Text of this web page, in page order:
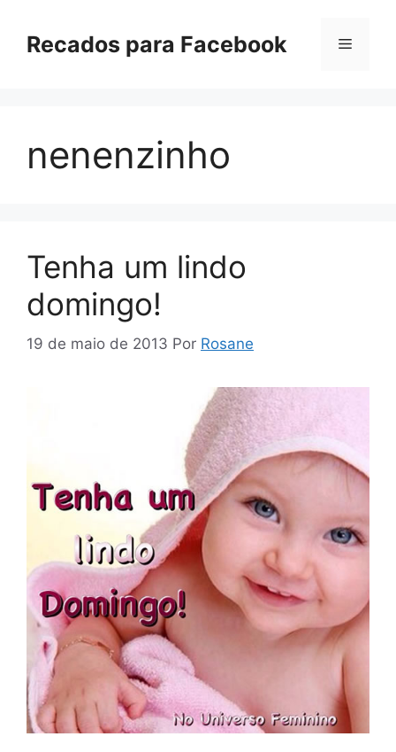
paraRecados para Facebook Menu
nenenzinho
Tenha um lindo
domingo!
19 de maio de 2013 Por Rosane